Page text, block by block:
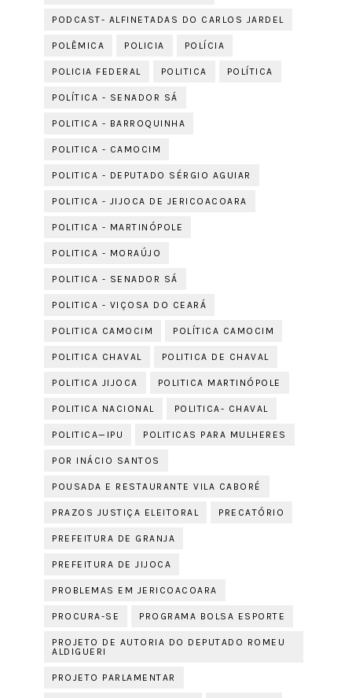
PODCAST- ALFINETADAS DO CARLOS JARDEL
POLÊMICA POLICIA POLÍCIA
POLICIA FEDERAL POLITICA POLÍTICA
POLÍTICA - SENADOR SÁ
POLITICA - BARROQUINHA
POLITICA - CAMOCIM
POLITICA - DEPUTADO SÉRGIO AGUIAR
POLITICA - JIJOCA DE JERICOACOARA
POLITICA - MARTINÓPOLE
POLITICA - MORAÚJO
POLITICA - SENADOR SÁ
POLITICA - VIÇOSA DO CEARÁ
POLITICA CAMOCIM POLÍTICA CAMOCIM
POLITICA CHAVAL POLITICA DE CHAVAL
POLITICA JIJOCA POLITICA MARTINÓPOLE
POLITICA NACIONAL POLITICA- CHAVAL
POLITICA—IPU POLITICAS PARA MULHERES
POR INÁCIO SANTOS
POUSADA E RESTAURANTE VILA CABORÉ
PRAZOS JUSTIÇA ELEITORAL PRECATÓRIO
PREFEITURA DE GRANJA
PREFEITURA DE JIJOCA
PROBLEMAS EM JERICOACOARA
PROCURA-SE PROGRAMA BOLSA ESPORTE
PROJETO DE AUTORIA DO DEPUTADO ROMEU
ALDIGUERI
PROJETO PARLAMENTAR